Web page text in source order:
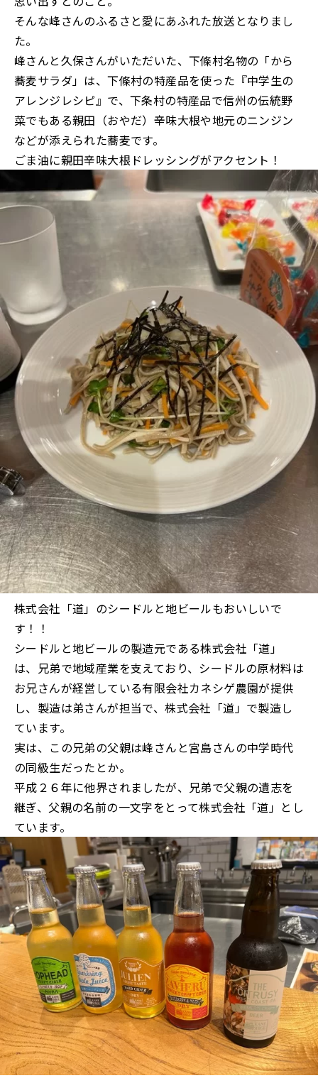
そんな峰さんのふるさと愛にあふれた放送となりまし
た。
峰さんと久保さんがいただいた、下條村名物の「から
蕎麦サラダ」は、下條村の特産品を使った『中学生の
アレンジレシピ』で、下条村の特産品で信州の伝統野
菜でもある親田（おやだ）辛味大根や地元のニンジン
などが添えられた蕎麦です。
ごま油に親田辛味大根ドレッシングがアクセント！
株式会社「道」のシードルと地ビールもおいしいで
す！！
シードルと地ビールの製造元である株式会社「道」
は、兄弟で地域産業を支えており、シードルの原材料は
お兄さんが経営している有限会社カネシゲ農園が提供
し、製造は弟さんが担当で、株式会社「道」で製造し
ています。
実は、この兄弟の父親は峰さんと宮島さんの中学時代
の同級生だったとか。
平成２６年に他界されましたが、兄弟で父親の遺志を
継ぎ、父親の名前の一文字をとって株式会社「道」とし
ています。